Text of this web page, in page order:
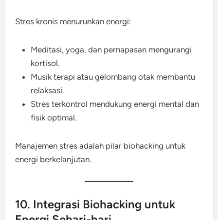
Stres kronis menurunkan energi:
Meditasi, yoga, dan pernapasan mengurangi
kortisol.
Musik terapi atau gelombang otak membantu
relaksasi.
Stres terkontrol mendukung energi mental dan
fisik optimal.
Manajemen stres adalah pilar biohacking untuk
energi berkelanjutan.
10. Integrasi Biohacking untuk